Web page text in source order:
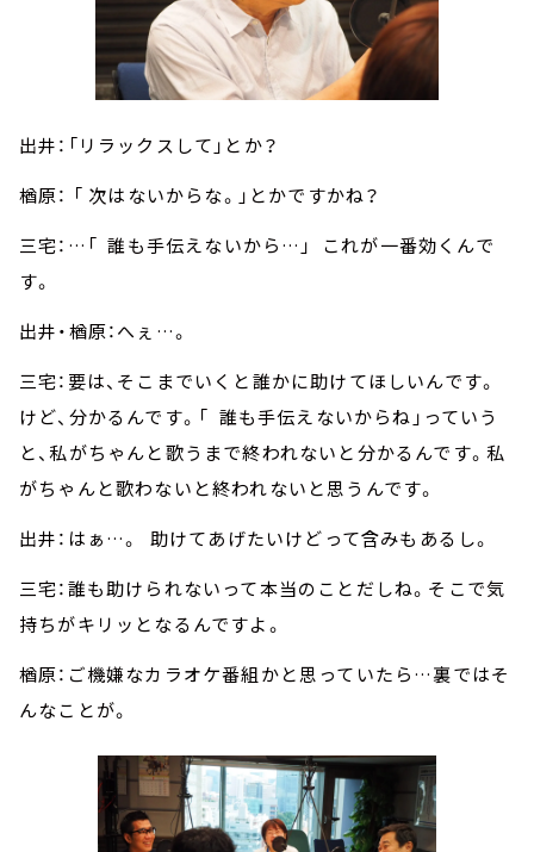
出井：「リラックスして」とか？
楢原： 「 次はないからな。」とかですかね？
三宅：…「 誰も手伝えないから…」 これが一番効くんで
す。
出井・楢原：へぇ…。
三宅：要は、そこまでいくと誰かに助けてほしいんです。
けど、分かるんです。「 誰も手伝えないからね」っていう
と、私がちゃんと歌うまで終われないと分かるんです。私
がちゃんと歌わないと終われないと思うんです。
出井：はぁ…。 助けてあげたいけどって含みもあるし。
三宅：誰も助けられないって本当のことだしね。そこで気
持ちがキリッとなるんですよ。
楢原：ご機嫌なカラオケ番組かと思っていたら…裏ではそ
んなことが。